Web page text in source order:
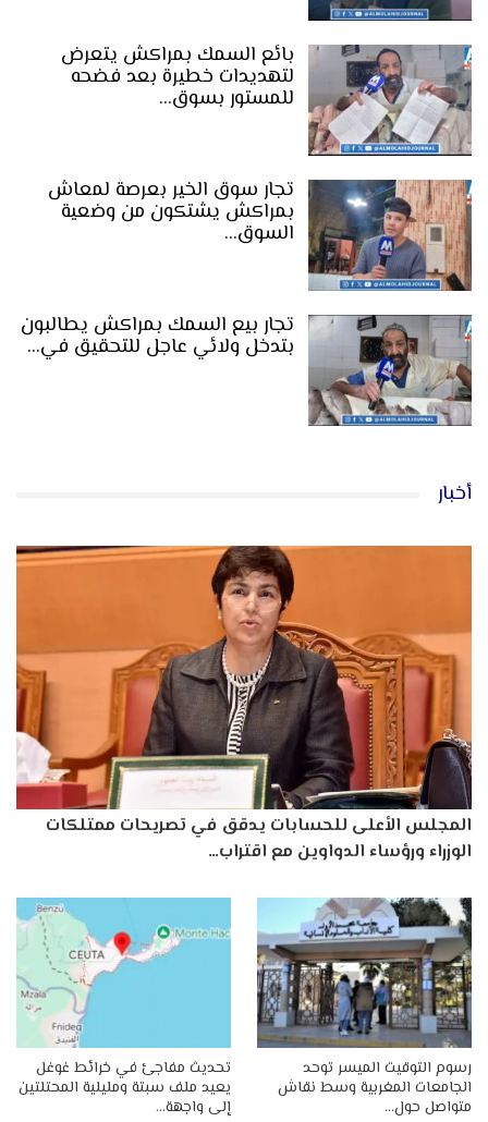
بائع السمك بمراكش يتعرض
لتهديدات خطيرة بعد فضحه
للمستور بسوق…
تجار سوق الخير بعرصة لمعاش
بمراكش يشتكون من وضعية
السوق…
تجار بيع السمك بمراكش يطالبون
بتدخل ولائي عاجل للتحقيق في…
أخبار
المجلس الأعلى للحسابات يدقق في تصريحات ممتلكات
الوزراء ورؤساء الدواوين مع اقتراب…
رسوم التوقيت الميسر توحد
الجامعات المغربية وسط نقاش
متواصل حول…
تحديث مفاجئ في خرائط غوغل
يعيد ملف سبتة ومليلية المحتلتين
إلى واجهة…